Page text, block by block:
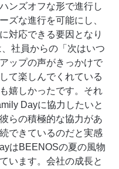
ンズオフな形で進行し
ズな進行を可能にし、
対応できる要因となり
社員からの「次はいつ
ップの声がきっかけで
て楽しんでくれている
嬉しかったです。それ
Dayに協力したいと
らの積極的な協力があ
できているのだと実感
はBEENOSの夏の風物
います。会社の成長と